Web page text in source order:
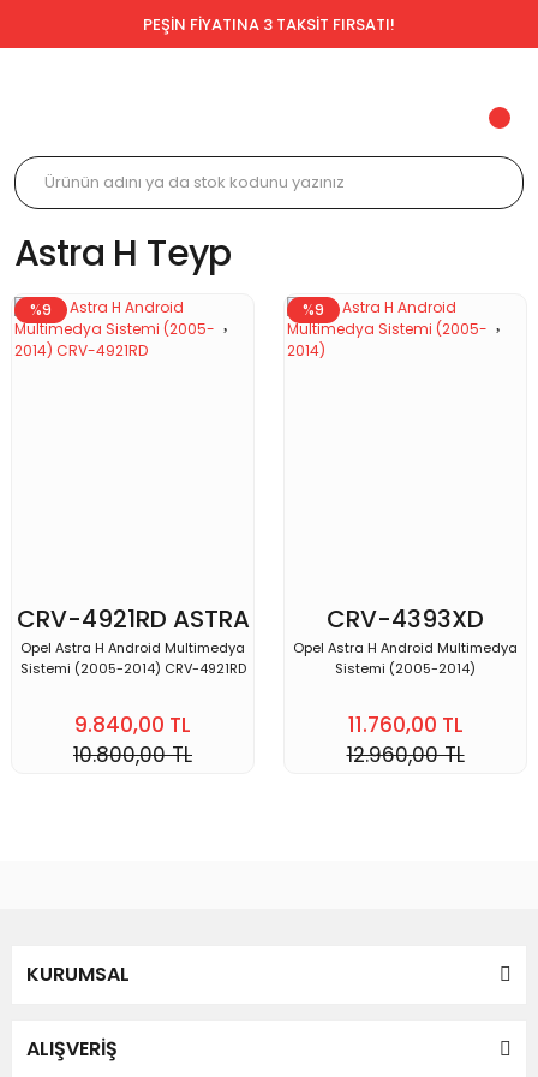
PEŞİN FİYATINA 3 TAKSİT FIRSATI!
Astra H Teyp
%9
CRV-4921RD ASTRA
H
Opel Astra H Android Multimedya
Sistemi (2005-2014) CRV-4921RD
9.840,00 TL
10.800,00 TL
%9
CRV-4393XD
ASTRA H
Opel Astra H Android Multimedya
Sistemi (2005-2014)
11.760,00 TL
12.960,00 TL
KURUMSAL
ALIŞVERİŞ